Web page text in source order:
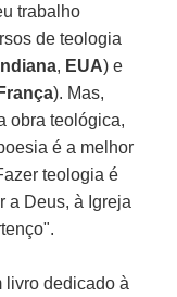
trabalho
de teologia
Indiana, EUA) e
França). Mas,
obra teológica,
é a melhor
teologia é
a Deus, à Igreja
livro dedicado à